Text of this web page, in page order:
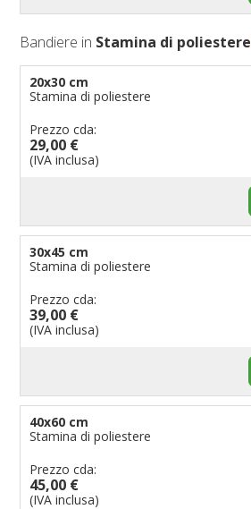
Bandiere in Stamina di poliestere
20x30 cm
Stamina di poliestere
Prezzo cda:
29,00 €
(IVA inclusa)
30x45 cm
Stamina di poliestere
Prezzo cda:
39,00 €
(IVA inclusa)
40x60 cm
Stamina di poliestere
Prezzo cda:
45,00 €
(IVA inclusa)